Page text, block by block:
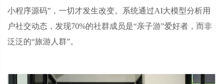
小程序源码”，一切才发生改变。系统通过AI大模型分析用
户社交动态，发现70%的社群成员是“亲子游”爱好者，而非
泛泛的“旅游人群”。